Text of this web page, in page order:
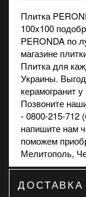
Плитка
100x100
PERONDA по
магазине
Плитка для
Украины.
керамограниту
Позвоните
- 0800-215-712
напишите нам
поможем
Мелитополь,
ДОСТАВКА